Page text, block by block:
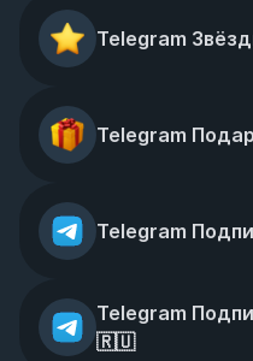
Telegram
Telegram
Telegram
Telegram
🇷🇺